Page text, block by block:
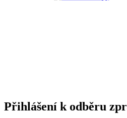
Přihlášení k odběru